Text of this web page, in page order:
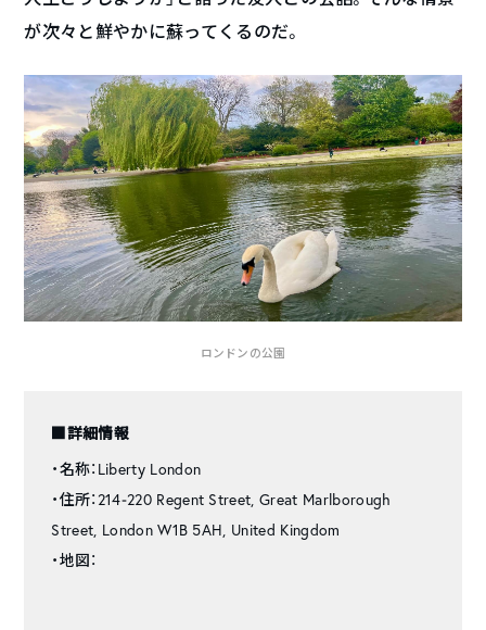
が次々と鮮やかに蘇ってくるのだ。
ロンドンの公園
■詳細情報
・名称：Liberty London
・住所：214‑220 Regent Street, Great Marlborough
Street, London W1B 5AH, United Kingdom
・地図：